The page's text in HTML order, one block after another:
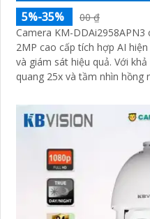
5%-35%
00 ₫
Camera KM-DDAi2958APN3
2MP cao cấp tích hợp AI
và giám sát hiệu quả. Với khả năng quay xoay 360 độ, zoom
quang 25x và tầm nhìn